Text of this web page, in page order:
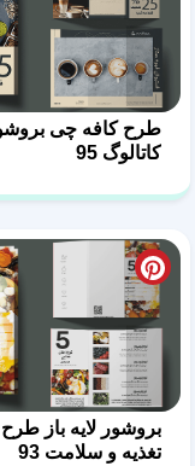
طرح کافه چی
کاتالوگ 95
بروشور لایه باز طرح
تغذیه و سلامت 93